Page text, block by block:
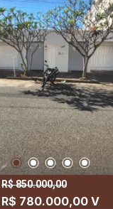
R$ 850.000,00
R$ 780.000,00 V